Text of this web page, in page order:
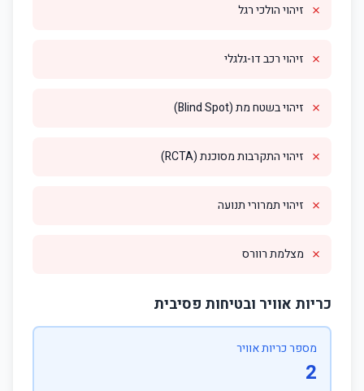
✗ זיהוי הולכי רגל
✗ זיהוי רכב דו-גלגלי
✗ זיהוי בשטח מת (Blind Spot)
✗ זיהוי התקרבות מסוכנת (RCTA)
✗ זיהוי תמרורי תנועה
✗ מצלמת רוורס
כריות אוויר ובטיחות פסיבית
מספר כריות אוויר
2